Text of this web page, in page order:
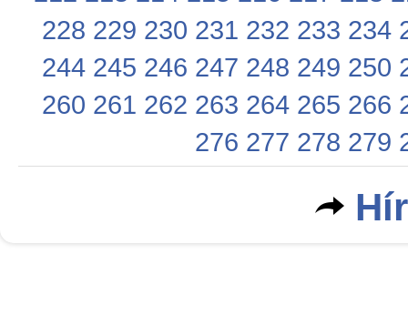
228 229 230 231 232 233 234
244 245 246 247 248 249 250
260 261 262 263 264 265 266
276 277 278 279